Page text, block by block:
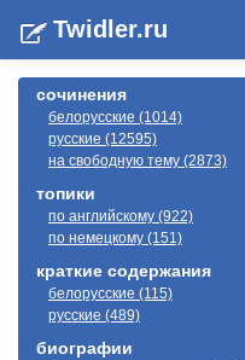
Twidler.ru
сочинения
белорусские (1014)
русские (12595)
на свободную тему (2873)
топики
по английскому (922)
по немецкому (151)
краткие содержания
белорусские (115)
русские (489)
биографии